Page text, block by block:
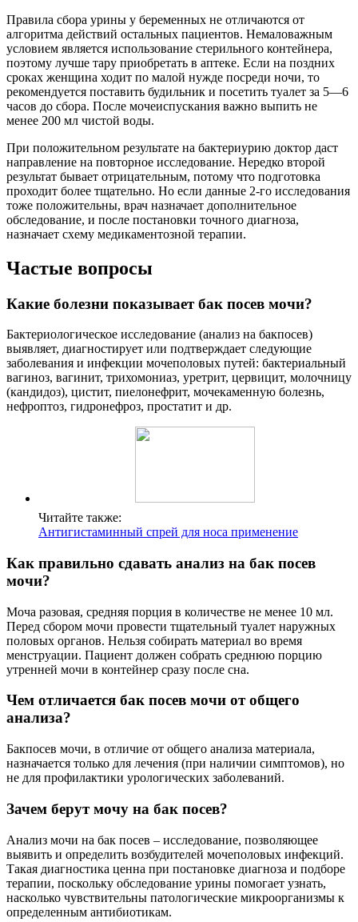
Правила сбора урины у беременных не отличаются от
алгоритма действий остальных пациентов. Немаловажным
условием является использование стерильного контейнера,
поэтому лучше тару приобретать в аптеке. Если на поздних
сроках женщина ходит по малой нужде посреди ночи, то
рекомендуется поставить будильник и посетить туалет за 5—6
часов до сбора. После мочеиспускания важно выпить не
менее 200 мл чистой воды.
При положительном результате на бактериурию доктор даст
направление на повторное исследование. Нередко второй
результат бывает отрицательным, потому что подготовка
проходит более тщательно. Но если данные 2-го исследования
тоже положительны, врач назначает дополнительное
обследование, и после постановки точного диагноза,
назначает схему медикаментозной терапии.
Частые вопросы
Какие болезни показывает бак посев мочи?
Бактериологическое исследование (анализ на бакпосев)
выявляет, диагностирует или подтверждает следующие
заболевания и инфекции мочеполовых путей: бактериальный
вагиноз, вагинит, трихомониаз, уретрит, цервицит, молочницу
(кандидоз), цистит, пиелонефрит, мочекаменную болезнь,
нефроптоз, гидронефроз, простатит и др.
Читайте также:
Антигистаминный спрей для носа применение
Как правильно сдавать анализ на бак посев
мочи?
Моча разовая, средняя порция в количестве не менее 10 мл.
Перед сбором мочи провести тщательный туалет наружных
половых органов. Нельзя собирать материал во время
менструации. Пациент должен собрать среднюю порцию
утренней мочи в контейнер сразу после сна.
Чем отличается бак посев мочи от общего
анализа?
Бакпосев мочи, в отличие от общего анализа материала,
назначается только для лечения (при наличии симптомов), но
не для профилактики урологических заболеваний.
Зачем берут мочу на бак посев?
Анализ мочи на бак посев – исследование, позволяющее
выявить и определить возбудителей мочеполовых инфекций.
Такая диагностика ценна при постановке диагноза и подборе
терапии, поскольку обследование урины помогает узнать,
насколько чувствительны патологические микроорганизмы к
определенным антибиотикам.